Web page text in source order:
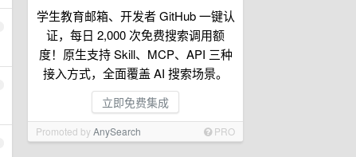
学生教育邮箱、开发者 GitHub 一键认
证，每日 2,000 次免费搜索调用额
度！原生支持 Skill、MCP、API 三种
接入方式，全面覆盖 AI 搜索场景。
立即免费集成
Promoted byAnySearch PRO